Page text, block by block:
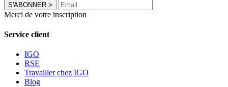
S'ABONNER >
Merci de votre inscription
Service client
IGO
RSE
Travailler chez IGO
Blog